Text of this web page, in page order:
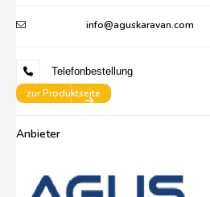
info@aguskaravan.com
Telefonbestellung
zur Produktseite
Anbieter